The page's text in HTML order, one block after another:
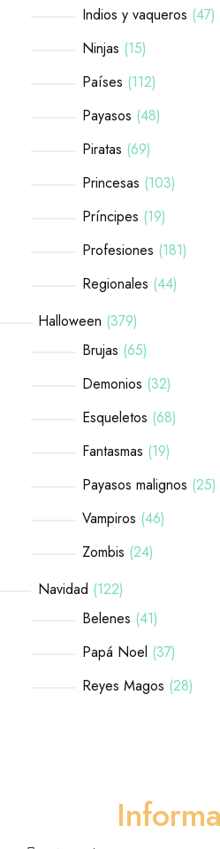
Indios y vaqueros 47
Ninjas 15
Países 112
Payasos 48
Piratas 69
Princesas 103
Príncipes 19
Profesiones 181
Regionales 44
Halloween 379
Brujas 65
Demonios 32
Esqueletos 68
Fantasmas 19
Payasos malignos 25
Vampiros 46
Zombis 24
Navidad 122
Belenes 41
Papá Noel 37
Reyes Magos 28